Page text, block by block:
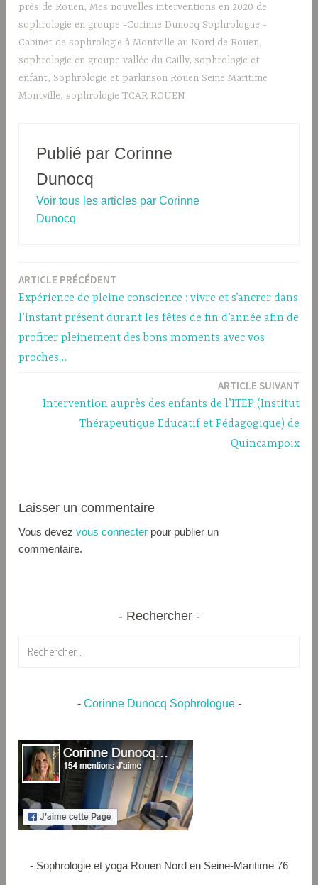
près de Rouen,Mes nouvelles interventions en 2020 de
sophrologie en groupe -Corinne Dunocq Sophrologue -
Cabinet de sophrologie à Montville au Nord de Rouen,
sophrologie en groupe vallée du Cailly,sophrologie et
enfant, Sophrologie et parkinson Rouen Seine Maritime
Montville,sophrologie TCAR ROUEN
Publié par Corinne
Dunocq
Voir tous les articles par Corinne
Dunocq
Navigation
de
l’article
ARTICLE PRÉCÉDENT
Expérience de pleine conscience : vivre et s’ancrer dans
l’instant présent durant les fêtes de fin d’année afin de
profiter pleinement des bons moments avec vos
proches…
ARTICLE SUIVANT
Intervention auprès des enfants de l’ITEP (Institut
Thérapeutique Educatif et Pédagogique) de
Quincampoix
Laisser un commentaire
Vous devezvous connecter pour publier un
commentaire.
Rechercher
- Corinne Dunocq Sophrologue-
- Sophrologie et yoga Rouen Nord en Seine-Maritime 76